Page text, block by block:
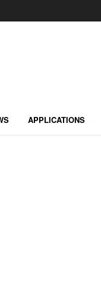
APPLICATIONS